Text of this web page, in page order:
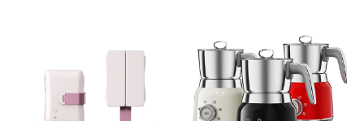
увеличительное
зеркало для макияжа
с подсветкой